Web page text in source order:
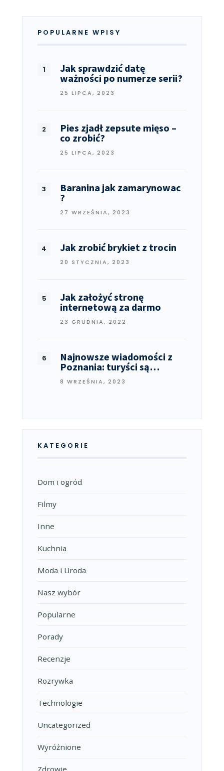
POPULARNE WPISY
Jak sprawdzić datę
ważności po numerze serii?
25 LIPCA, 2023
Pies zjadł zepsute mięso –
co zrobić?
25 LIPCA, 2023
Baranina jak zamarynowac
?
27 WRZEŚNIA, 2023
Jak zrobić brykiet z trocin
20 STYCZNIA, 2023
Jak założyć stronę
internetową za darmo
23 GRUDNIA, 2022
Najnowsze wiadomości z
Poznania: turyści są…
8 WRZEŚNIA, 2023
KATEGORIE
Dom i ogród
Filmy
Inne
Kuchnia
Moda i Uroda
Nasz wybór
Popularne
Porady
Recenzje
Rozrywka
Technologie
Uncategorized
Wyróżnione